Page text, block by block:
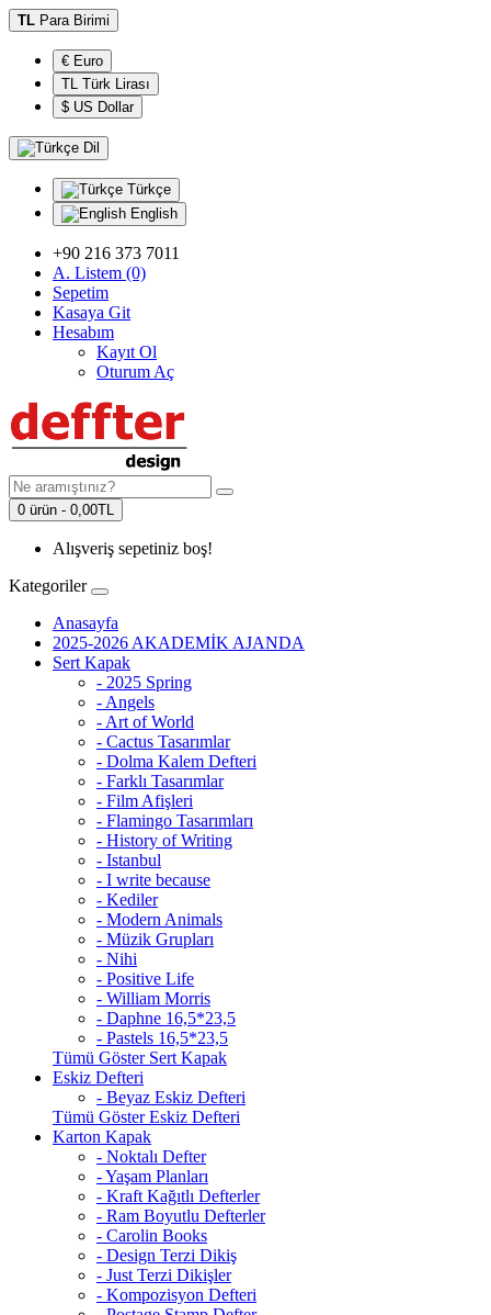
TL Para Birimi
€ Euro
TL Türk Lirası
$ US Dollar
Dil
Türkçe
English
+90 216 373 7011
A. Listem (0)
Sepetim
Kasaya Git
Hesabım
Kayıt Ol
Oturum Aç
0 ürün - 0,00TL
Alışveriş sepetiniz boş!
Kategoriler
Anasayfa
2025-2026 AKADEMİK AJANDA
Sert Kapak
- 2025 Spring
- Angels
- Art of World
- Cactus Tasarımlar
- Dolma Kalem Defteri
- Farklı Tasarımlar
- Film Afişleri
- Flamingo Tasarımları
- History of Writing
- Istanbul
- I write because
- Kediler
- Modern Animals
- Müzik Grupları
- Nihi
- Positive Life
- William Morris
- Daphne 16,5*23,5
- Pastels 16,5*23,5
Tümü Göster Sert Kapak
Eskiz Defteri
- Beyaz Eskiz Defteri
Tümü Göster Eskiz Defteri
Karton Kapak
- Noktalı Defter
- Yaşam Planları
- Kraft Kağıtlı Defterler
- Ram Boyutlu Defterler
- Carolin Books
- Design Terzi Dikiş
- Just Terzi Dikişler
- Kompozisyon Defteri